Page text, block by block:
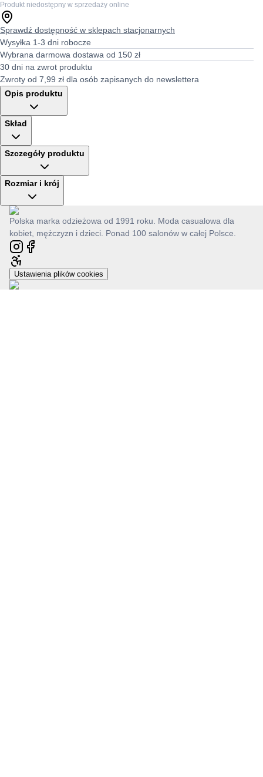
Produkt niedostępny w sprzedaży online
Sprawdź dostępność w sklepach stacjonarnych
Wysyłka 1-3 dni robocze
Wybrana darmowa dostawa od 150 zł
30 dni na zwrot produktu
Zwroty od 7,99 zł dla osób zapisanych do newslettera
Opis produktu
Skład
Szczegóły produktu
Rozmiar i krój
Polska marka odzieżowa od 1991 roku. Moda casualowa dla
kobiet, mężczyzn i dzieci. Ponad 100 salonów w całej Polsce.
Ustawienia plików cookies